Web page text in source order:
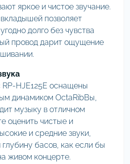
яркое и чистое звучание.
позволяет
долго без чувства
провод дарит ощущение
HJE125E оснащены
динамиком OctaRibВы,
музыку в отличном
оценить чистые и
и средние звуки,
басов, как если бы
живом концерте.